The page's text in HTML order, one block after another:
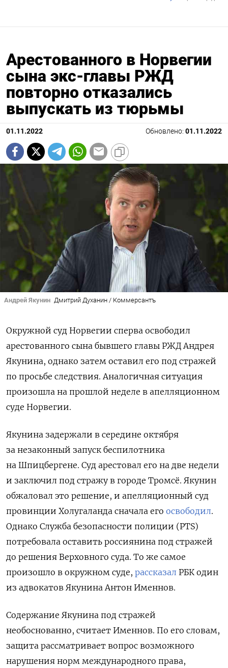
Арестованного в Норвегии
сына экс-главы РЖД
повторно отказались
выпускать из тюрьмы
01.11.2022 Обновлено: 01.11.2022
Андрей Якунин Дмитрий Духанин / Коммерсантъ
Окружной суд Норвегии сперва освободил
арестованного сына бывшего главы РЖД Андрея
Якунина, однако затем оставил его под стражей
по просьбе следствия. Аналогичная ситуация
произошла на прошлой неделе в апелляционном
суде Норвегии.
Якунина задержали в середине октября
за незаконный запуск беспилотника
на Шпицбергене. Суд арестовал его на две недели
и заключил под стражу в городе Тромсё. Якунин
обжаловал это решение, и апелляционный суд
провинции Холугаланда сначала его освободил.
Однако Служба безопасности полиции (PTS)
потребовала оставить россиянина под стражей
до решения Верховного суда. То же самое
произошло в окружном суде, рассказал РБК один
из адвокатов Якунина Антон Именнов.
Содержание Якунина под стражей
необоснованно, считает Именнов. По его словам,
защита рассматривает вопрос возможного
нарушения норм международного права,